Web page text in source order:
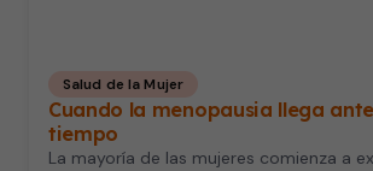
Salud de la Mujer
Cuando la menopausia llega
tiempo
La mayoría de las mujeres comienza a